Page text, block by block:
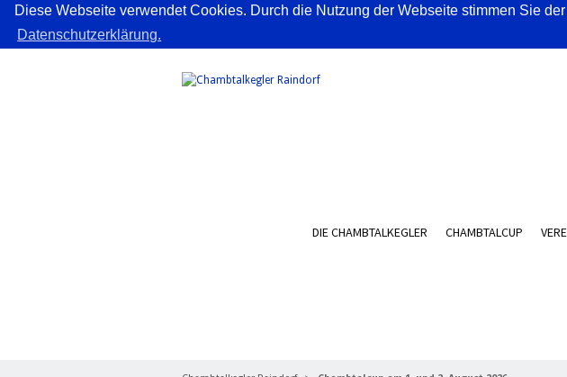
Diese Webseite verwendet Cookies. Durch die Nutzung der Webseite stimmen Sie
Datenschutzerklärung.
DIE CHAMBTALKEGLER CHAMBTALCUP